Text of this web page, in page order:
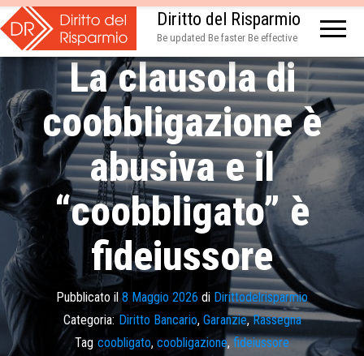
Diritto del Risparmio
Be updated Be faster Be effective
La clausola di
coobbligazione è
abusiva e il
“coobbligato” è
fideiussore
Pubblicato il 8 Maggio 2026 di Dirittodelrisparmio
Categoria: Diritto Bancario, Garanzie,Rassegna
Tag coobligato, coobligazione,fideiussore